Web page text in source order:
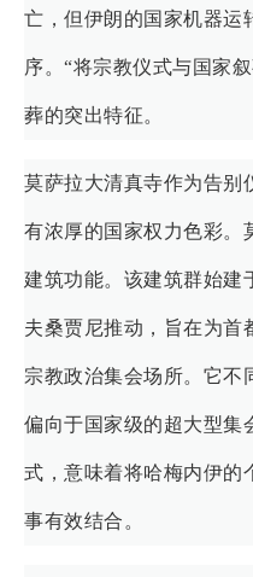
亡，但伊朗的国家机器运
序。“将宗教仪式与国家
葬的突出特征。
莫萨拉大清真寺作为告别
有浓厚的国家权力色彩。
建筑功能。该建筑群始建
夫桑贾尼推动，旨在为首
宗教政治集会场所。它不
偏向于国家级的超大型集
式，意味着将哈梅内伊的
事有效结合。